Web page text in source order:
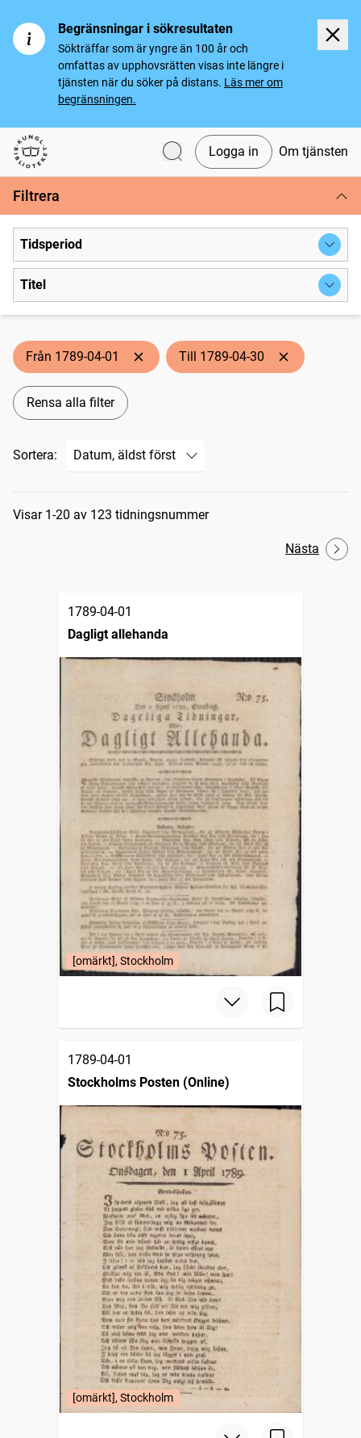
Begränsningar i sökresultaten
Sökträffar som är yngre än 100 år och
omfattas av upphovsrätten visas inte längre i
tjänsten när du söker på distans. Läs mer om
begränsningen.
Svenska tidningar
Logga in Om tjänsten
Filtrera
Tidsperiod
Titel
Från 1789-04-01 Till 1789-04-30
Rensa alla filter
Sortera:
Sökresultat
Visar 1-20 av 123 tidningsnummer
Nästa
1789-04-01
Dagligt allehanda
[omärkt], Stockholm
1789-04-01
Stockholms Posten (Online)
[omärkt], Stockholm